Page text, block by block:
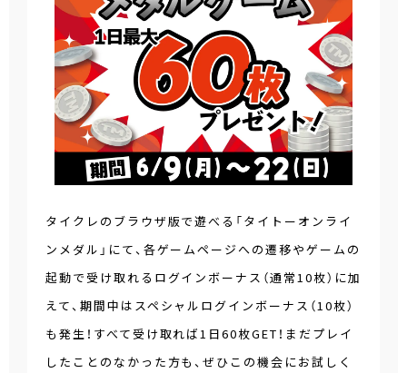
タイクレのブラウザ版で遊べる「タイトーオンライ
ンメダル」にて、各ゲームページへの遷移やゲームの
起動で受け取れるログインボーナス（通常10枚）に加
えて、期間中はスペシャルログインボーナス（10枚）
も発生！すべて受け取れば1日60枚GET！まだプレイ
したことのなかった方も、ぜひこの機会にお試しく